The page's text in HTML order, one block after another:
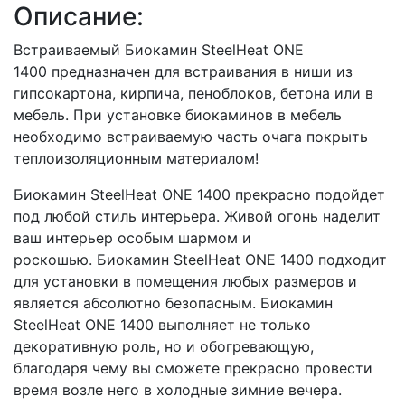
Описание:
Встраиваемый Биокамин SteelHeat ONE
1400 предназначен для встраивания в ниши из
гипсокартона, кирпича, пеноблоков, бетона или в
мебель. При установке биокаминов в мебель
необходимо встраиваемую часть очага покрыть
теплоизоляционным материалом!
Биокамин SteelHeat ONE 1400 прекрасно подойдет
под любой стиль интерьера. Живой огонь наделит
ваш интерьер особым шармом и
роскошью. Биокамин SteelHeat ONE 1400 подходит
для установки в помещения любых размеров и
является абсолютно безопасным. Биокамин
SteelHeat ONE 1400 выполняет не только
декоративную роль, но и обогревающую,
благодаря чему вы сможете прекрасно провести
время возле него в холодные зимние вечера.